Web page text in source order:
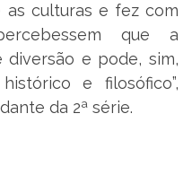
culturas e fez com
que a
e pode, sim,
e filosófico”,
da 2ª série.